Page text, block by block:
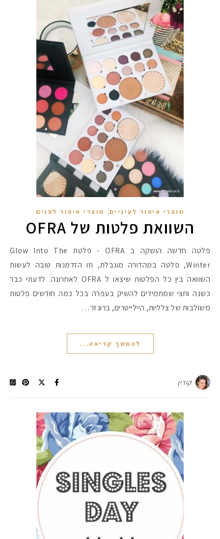
מוצרי איפור לעיניים, מוצרי איפור לפנים
השוואת פלטות של OFRA
פלטה חדשה הושקה ב OFRA - פלטת Glow Into The
Winter, פלטה במהדורה מוגבלת, וזו הזדמנות טובה לעשות
השוואה בין כל הפלטות שיצאו ל OFRA לאחרונה. לדעתי כבר
כשנה וחצי שמתמידים להשיק בעפרה בכל כמה חודשים פלטות
משולבות של צלליות, היילייטרים, ברונזר…
להמשך קריאה...
קורין